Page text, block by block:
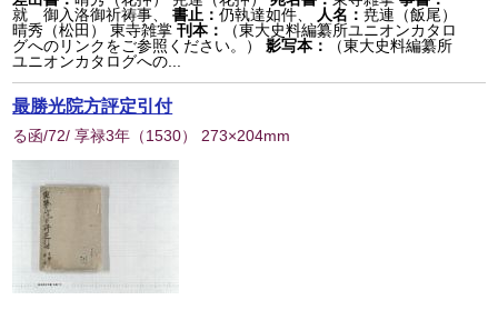
就 御入洛御祈祷事、
書止：仍執達如件、 人名：尭連（飯尾）
晴秀（松田） 東寺雑掌 刊本：
（東大史料編纂所ユニオンカタロ
グへのリンクをご参照ください。）
影写本：
（東大史料編纂所
ユニオンカタログへの...
最勝光院方評定引付
る函/72/ 享禄3年 （1530） 273×204mm